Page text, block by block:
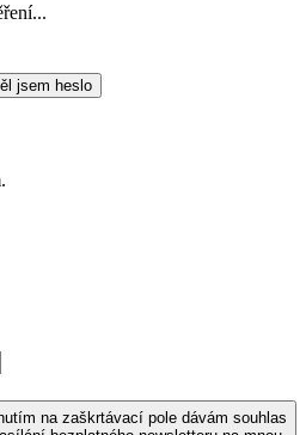
jsem heslo
na zaškrtávací pole dávám souhlas